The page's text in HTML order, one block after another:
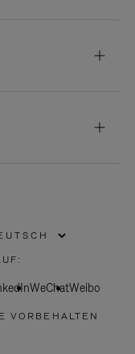
WeChatWeibo